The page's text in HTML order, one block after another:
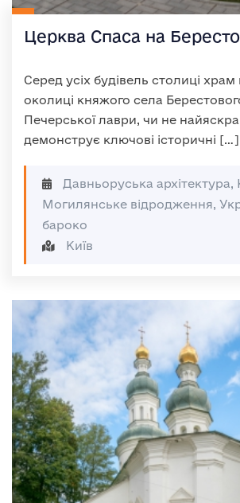
Церква Спаса на
Серед усіх будівель столиці
околиці княжого села
Печерської лаври, чи не
демонструє ключові історичні […]
Давньоруська
Могилянське відродження,
бароко
Київ